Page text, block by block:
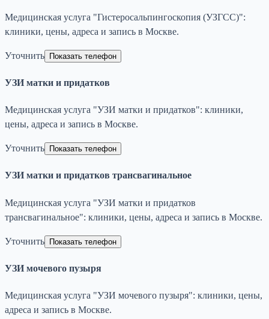
Медицинская услуга "Гистеросальпингоскопия (УЗГСС)":
клиники, цены, адреса и запись в Москве.
Уточнить Показать телефон
УЗИ матки и придатков
Медицинская услуга "УЗИ матки и придатков": клиники,
цены, адреса и запись в Москве.
Уточнить Показать телефон
УЗИ матки и придатков трансвагинальное
Медицинская услуга "УЗИ матки и придатков
трансвагинальное": клиники, цены, адреса и запись в Москве.
Уточнить Показать телефон
УЗИ мочевого пузыря
Медицинская услуга "УЗИ мочевого пузыря": клиники, цены,
адреса и запись в Москве.